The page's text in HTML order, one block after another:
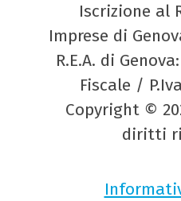
Iscrizione al
Imprese di
R.E.A. di
Fiscale /
Copyright ©
diritti